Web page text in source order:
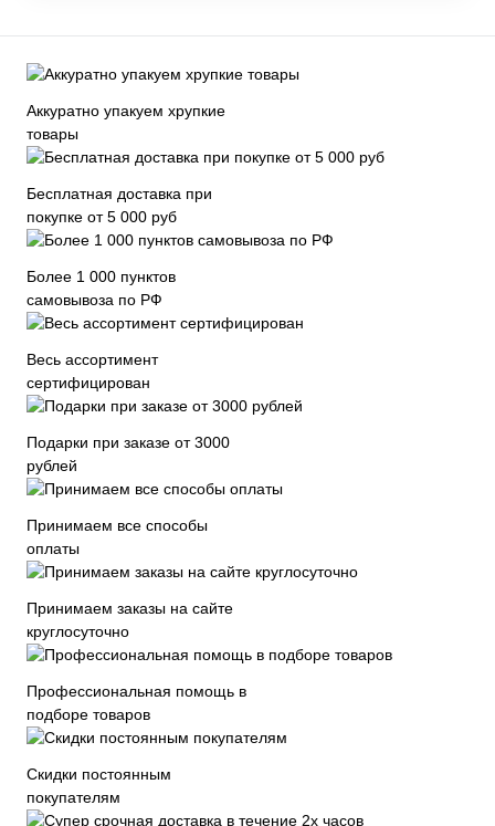
Аккуратно упакуем хрупкие
товары
Бесплатная доставка при
покупке от 5 000 руб
Более 1 000 пунктов
самовывоза по РФ
Весь ассортимент
сертифицирован
Подарки при заказе от 3000
рублей
Принимаем все способы
оплаты
Принимаем заказы на сайте
круглосуточно
Профессиональная помощь в
подборе товаров
Скидки постоянным
покупателям